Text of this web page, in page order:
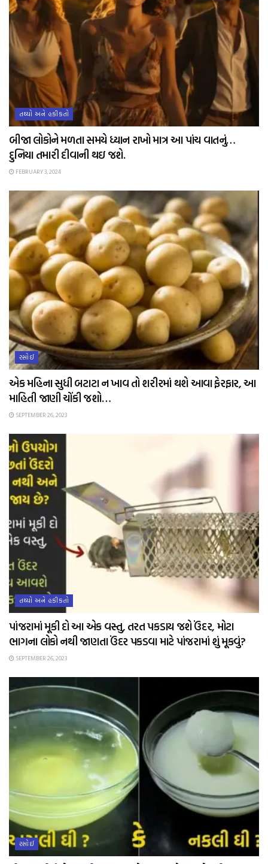
તથ્યો અને હકીકતો
બીજા લોકોને મળતા સમયે ધ્યાન રાખો માત્ર આ પાંચ વાતનું…
દુનિયા તમારી દીવાની થઇ જશે.
FEBRUARY 3, 2024
રસોઈ
એક મહિના સુધી બટાટા ન ખાવ તો શરીરમાં થશે આવા ફેરફાર, આ
માહિતી જાણી ચોંકી જશો…
SEPTEMBER 26, 2023
તથ્યો અને હકીકતો
પાંજરામાં મૂકી દો આ એક વસ્તુ, તરત પકડાય જશે ઉંદર, મોટા
ભાગના લોકો નથી જાણતા ઉંદર પકડવા માટે પાંજરામાં શું મૂકવું?
SEPTEMBER 26, 2023
રસોઈ